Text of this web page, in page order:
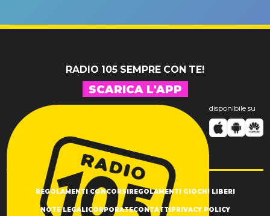
RADIO 105 SEMPRE CON TE!
SCARICA L'APP
disponibile su
REGOLAMENTI CONCORSI REGOLAMENTI GIOCHI LIBERI
NOTE LEGALI CORPORATECONTATTI PRIVACY POLICY